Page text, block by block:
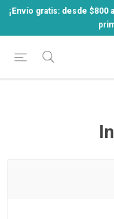
¡Envío gratis: desde $800 a
¡Envío gratis: desde $800